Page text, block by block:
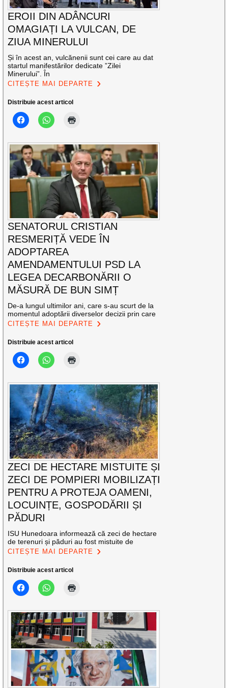
EROII DIN ADÂNCURI
OMAGIAȚI LA VULCAN, DE
ZIUA MINERULUI
Și în acest an, vulcănenii sunt cei care au dat
startul manifestărilor dedicate ”Zilei
Minerului”. În
CITEȘTE MAI DEPARTE
Distribuie acest articol
SENATORUL CRISTIAN
RESMERIȚĂ VEDE ÎN
ADOPTAREA
AMENDAMENTULUI PSD LA
LEGEA DECARBONĂRII O
MĂSURĂ DE BUN SIMȚ
De-a lungul ultimilor ani, care s-au scurt de la
momentul adoptării diverselor decizii prin care
CITEȘTE MAI DEPARTE
Distribuie acest articol
ZECI DE HECTARE MISTUITE ȘI
ZECI DE POMPIERI MOBILIZAȚI
PENTRU A PROTEJA OAMENI,
LOCUINȚE, GOSPODĂRII ȘI
PĂDURI
ISU Hunedoara informează că zeci de hectare
de terenuri și păduri au fost mistuite de
CITEȘTE MAI DEPARTE
Distribuie acest articol